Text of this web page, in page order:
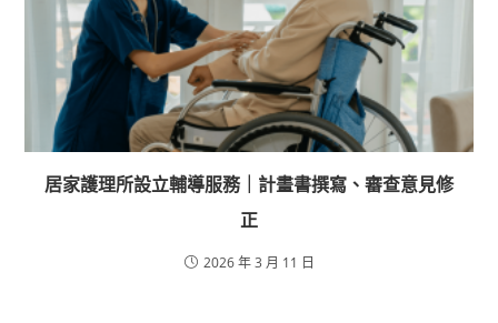
居家護理所設立輔導服務｜計畫書撰寫、審查意見修
正
2026 年 3 月 11 日